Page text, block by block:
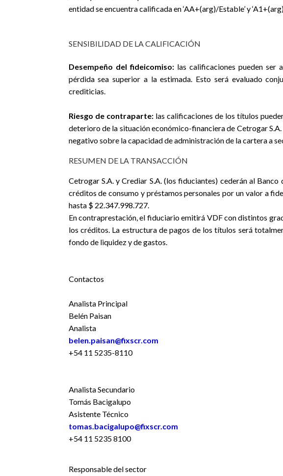
entidad se encuentra calificada en ‘AA+(arg)/Estable’ y
SENSIBILIDAD DE LA CALIFICACIÓN
Desempeño del fideicomiso:las calificaciones pueden ser
pérdida sea superior a la estimada. Esto será evaluado
crediticias.
Riesgo de contraparte: las calificaciones de los títulos
deterioro de la situación económico-financiera de Cetrogar
negativo sobre la capacidad de administración de la cartera a
RESUMEN DE LA TRANSACCIÓN
Cetrogar S.A. y Crediar S.A. (los fiduciantes) cederán al
créditos de consumo y préstamos personales por un valor a
hasta $ 22.347.998.727.
En contraprestación, el fiduciario emitirá VDF con distintos
los créditos. La estructura de pagos de los títulos será
fondo de liquidez y de gastos.
Contactos
Analista Principal
Belén Paisan
Analista
belen.paisan@fixscr.com
+54 11 5235-8110
Analista Secundario
Tomás Bacigalupo
Asistente Técnico
tomas.bacigalupo@fixscr.com
+54 11 5235 8100
Responsable del sector